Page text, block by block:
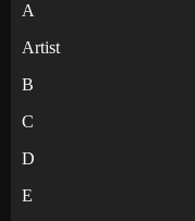
A
Artist
B
C
D
E